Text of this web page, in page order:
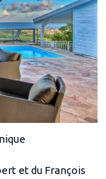
et du François